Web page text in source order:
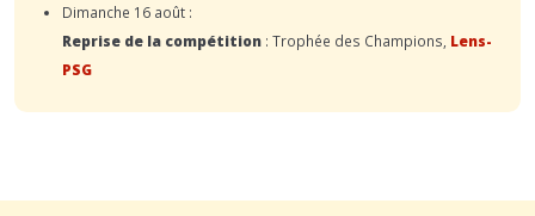
Dimanche 16 août :
Reprise de la compétition : Trophée des Champions, Lens-
PSG